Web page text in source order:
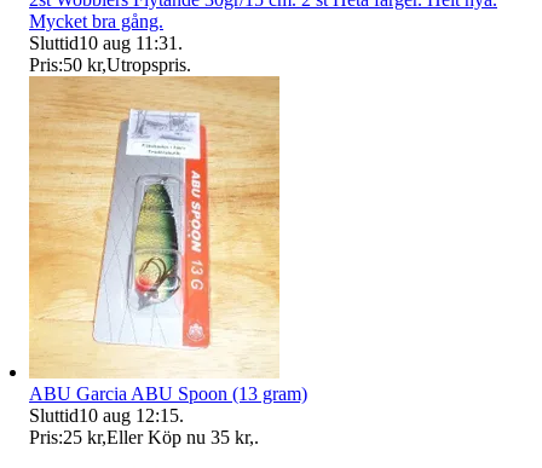
Mycket bra gång.
Sluttid10 aug 11:31 .
Pris:50 kr,Utropspris.
ABU Garcia ABU Spoon (13 gram)
Sluttid10 aug 12:15.
Pris:25 kr,Eller Köp nu 35 kr,.